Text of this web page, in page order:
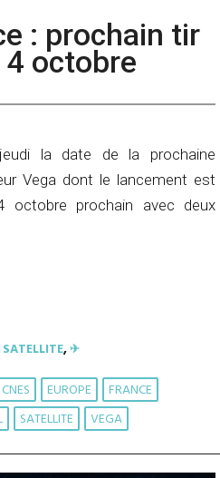
: prochain tir
4 octobre
la date de la prochaine
Vega dont le lancement est
octobre prochain avec deux
SATELLITE,✈︎
CNES EUROPE
FRANCE
SATELLITE VEGA